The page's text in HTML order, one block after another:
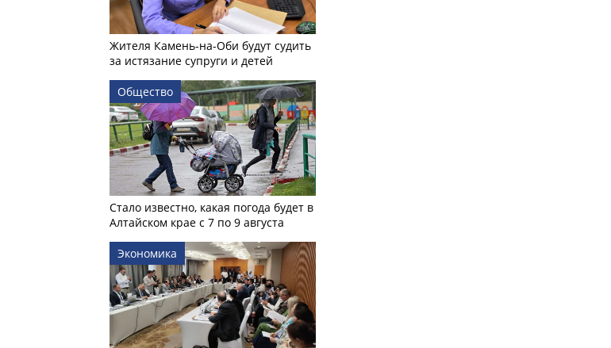
Жителя Камень-на-Оби будут судить
за истязание супруги и детей
Общество
Стало известно, какая погода будет в
Алтайском крае с 7 по 9 августа
Экономика